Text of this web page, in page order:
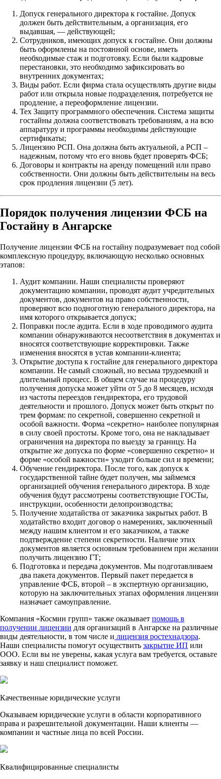
Допуск генерального директора к гостайне. Допуск
должен быть действительным, а организация, его
выдавшая, — действующей;
Сотрудников, имеющих допуск к гостайне. Они должны
быть оформлены на постоянной основе, иметь
необходимые стаж и подготовку. Если были кадровые
перестановки, это необходимо зафиксировать во
внутренних документах;
Виды работ. Если фирма стала осуществлять другие виды
работ или открыла новые подразделения, потребуется не
продление, а переоформление лицензии.
Тех Защиту программного обеспечения. Система защиты
гостайны должна соответствовать требованиям, а на всю
аппаратуру и программы необходимы действующие
сертификаты;
Лицензию РСП. Она должна быть актуальной, а РСП –
надежным, потому что его вновь будет проверять ФСБ;
Договоры и контракты на аренду помещений или право
собственности. Они должны быть действительны на весь
срок продления лицензии (5 лет).
Порядок получения лицензии ФСБ на
Гостайну в Ангарске
Получение лицензии ФСБ на гостайну подразумевает под собой
комплексную процедуру, включающую несколько основных
этапов:
Аудит компании. Наши специалисты проверяют
документацию компании, проводят аудит учредительных
документов, документов на право собственности,
проверяют всю подноготную генерального директора, на
имя которого открывается допуск;
Поправки после аудита. Если в ходе проводимого аудита
компании обнаруживаются несоответствия в документах и
вносятся соответствующие корректировки. Также
изменения вносятся в устав компании-клиента;
Открытие доступа к гостайне для генерального директора
компании. Не самый сложный, но весьма трудоемкий и
длительный процесс. В общем случае на процедуру
получения допуска может уйти от 5 до 8 месяцев, исходя
из частоты переездов гендиректора, его трудовой
деятельности и прошлого. Допуск может быть открыт по
трем формам: по секретной, совершенно секретной и
особой важности. Форма «секретно» наиболее популярная
в силу своей простоты. Кроме того, она не накладывает
ограничения на директора по выезду за границу. На
открытие же допуска по форме «совершенно секретно» и
форме «особой важности» уходит больше сил и времени;
Обучение гендиректора. После того, как допуск к
государственной тайне будет получен, мы займемся
организацией обучения генерального директора. В ходе
обучения будут рассмотрены соответствующие ГОСТы,
инструкции, особенности делопроизводства;
Получение ходатайства от заказчика закрытых работ. В
ходатайство входит договор о намерениях, заключенный
между нашим клиентом и его заказчиком, а также
подтверждение степени секретности. Наличие этих
документов является основным требованием при желании
получить лицензию ГТ;
Подготовка и передача документов. Мы подготавливаем
два пакета документов. Первый пакет передается в
управление ФСБ, второй – в экспертную организацию,
которую на заключительных этапах оформления лицензии
назначает самоуправление.
Компания «Космин групп» также оказывает помощь в
получении лицензии для организаций в Ангарске на различные
виды деятельности, в том числе и лицензия ростехнадзора.
Наши специалисты помогут осуществить закрытие ИП или
ООО. Если вы не уверены, какая услуга вам требуется, оставьте
заявку и наш специалист поможет.
Качественные юридические услуги
Оказываем юридические услуги в области корпоративного
права и разрешительной документации. Наши клиенты —
компании и частные лица по всей России.
Квалифицированные специалисты